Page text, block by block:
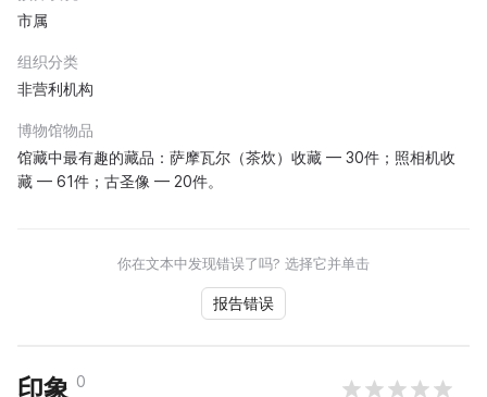
市属
组织分类
非营利机构
博物馆物品
馆藏中最有趣的藏品：萨摩瓦尔（茶炊）收藏 — 30件；照相机收
藏 — 61件；古圣像 — 20件。
你在文本中发现错误了吗? 选择它并单击
报告错误
印象 0